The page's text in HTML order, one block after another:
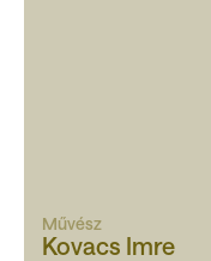
Művész
Kovacs Imre